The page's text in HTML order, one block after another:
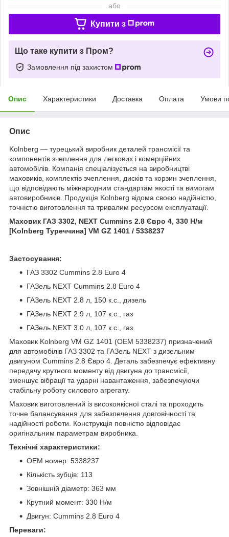
або
Купити з
Що таке купити з Пром?
Замовлення під захистом
Опис Характеристики Доставка Оплата Умови
Опис
Kolnberg — турецький виробник деталей трансмісії та
компонентів зчеплення для легкових і комерційних
автомобілів. Компанія спеціалізується на виробництві
маховиків, комплектів зчеплення, дисків та корзин зчеплення,
що відповідають міжнародним стандартам якості та вимогам
автовиробників. Продукція Kolnberg відома своєю надійністю,
точністю виготовлення та тривалим ресурсом експлуатації.
Маховик ГАЗ 3302, NEXT Cummins 2.8 Євро 4, 330 Н/м
[Kolnberg Туреччина] VM GZ 1401 / 5338237
Застосування:
ГАЗ 3302 Cummins 2.8 Euro 4
ГАЗель NEXT Cummins 2.8 Euro 4
ГАЗель NEXT 2.8 л, 150 к.с., дизель
ГАЗель NEXT 2.9 л, 107 к.с., газ
ГАЗель NEXT 3.0 л, 107 к.с., газ
Маховик Kolnberg VM GZ 1401 (OEM 5338237) призначений
для автомобілів ГАЗ 3302 та ГАЗель NEXT з дизельним
двигуном Cummins 2.8 Євро 4. Деталь забезпечує ефективну
передачу крутного моменту від двигуна до трансмісії,
зменшує вібрації та ударні навантаження, забезпечуючи
стабільну роботу силового агрегату.
Маховик виготовлений із високоякісної сталі та проходить
точне балансування для забезпечення довговічності та
надійності роботи. Конструкція повністю відповідає
оригінальним параметрам виробника.
Технічні характеристики:
OEM номер: 5338237
Кількість зубців: 113
Зовнішній діаметр: 363 мм
Крутний момент: 330 Н/м
Двигун: Cummins 2.8 Euro 4
Переваги: